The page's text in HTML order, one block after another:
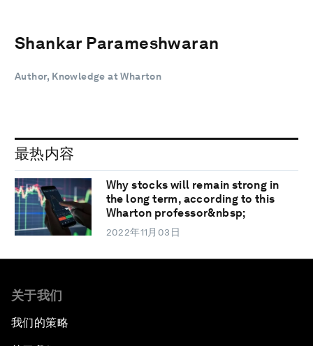
Shankar Parameshwaran
Author, Knowledge at Wharton
最热内容
Why stocks will remain strong in
the long term, according to this
Wharton professor&nbsp;
2022年11月03日
关于我们
我们的策略